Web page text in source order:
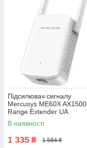
Підсилювач сигналу
Mercusys ME60X AX1500
Range Extender UA
В наявності
1 335 ₴ 1 584 ₴